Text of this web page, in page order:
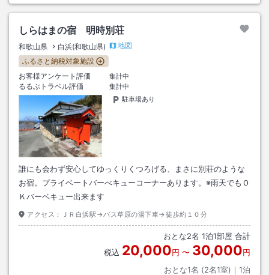
しらはまの宿 明時別荘
和歌山県 白浜(和歌山県)
地図
ふるさと納税対象施設
お客様アンケート評価
集計中
るるぶトラベル評価
集計中
駐車場あり
誰にも会わず安心してゆっくりくつろげる、まさに別荘のような
お宿。プライベートバーべキューコーナーあります。※雨天でもＯ
Ｋバーベキュー出来ます
アクセス： ＪＲ白浜駅→バス草原の湯下車→徒歩約１０分
おとな2名 1泊1部屋 合計
税込 20,000円 〜 30,000円
おとな1名 (2名1室)｜ 1泊